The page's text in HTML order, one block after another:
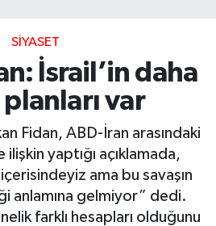
SIYASET
İsrail’in daha
planları var
Fidan, ABD-İran arasındaki
yaptığı açıklamada,
ama bu savaşın
anlamına gelmiyor” dedi.
farklı hesapları olduğunu